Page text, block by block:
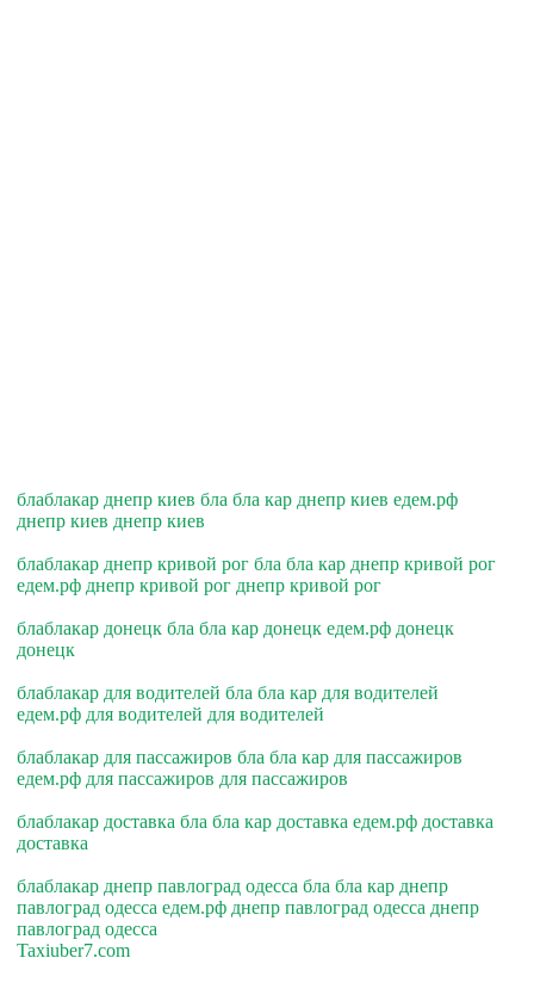
блаблакар днепр киев бла бла кар днепр киев едем.рф
днепр киев днепр киев
блаблакар днепр кривой рог бла бла кар днепр кривой рог
едем.рф днепр кривой рог днепр кривой рог
блаблакар донецк бла бла кар донецк едем.рф донецк
донецк
блаблакар для водителей бла бла кар для водителей
едем.рф для водителей для водителей
блаблакар для пассажиров бла бла кар для пассажиров
едем.рф для пассажиров для пассажиров
блаблакар доставка бла бла кар доставка едем.рф доставка
доставка
блаблакар днепр павлоград одесса бла бла кар днепр
павлоград одесса едем.рф днепр павлоград одесса днепр
павлоград одесса
Taxiuber7.com